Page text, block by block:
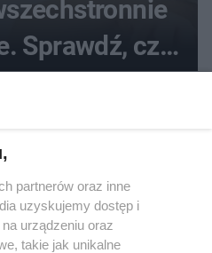
Sprawdź, czy
się na
partnerów oraz inne
uzyskujemy dostęp i
urządzeniu oraz
takie jak unikalne